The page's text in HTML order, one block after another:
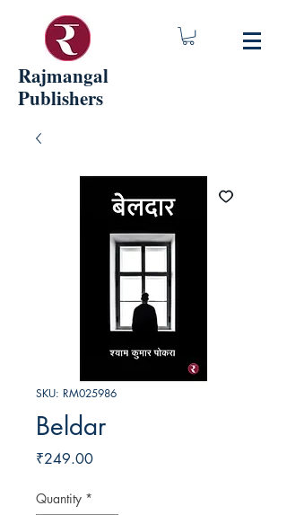
Rajmangal
Publishers
SKU: RM025986
Beldar
₹249.00Price
Quantity *